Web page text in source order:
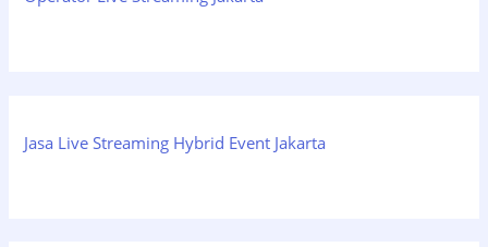
Jasa Live Streaming Hybrid Event Jakarta